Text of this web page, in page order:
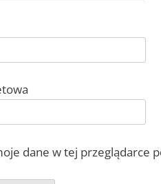
dane w tej przeglądarce